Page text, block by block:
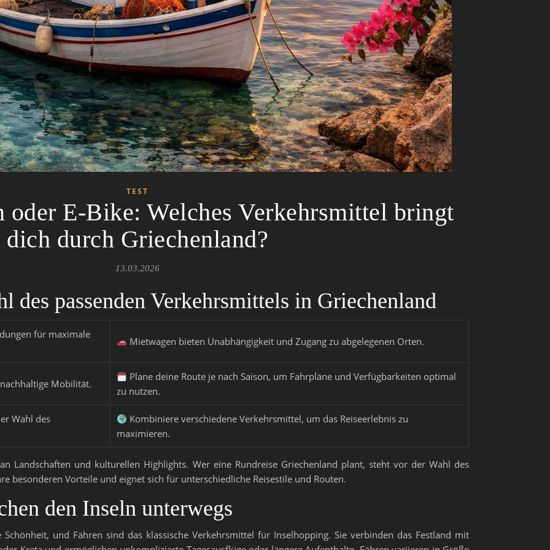
TEST
oder E-Bike: Welches Verkehrsmittel bringt
dich durch Griechenland?
13.03.2026
des passenden Verkehrsmittels in Griechenland
für maximale
Mietwagen bieten Unabhängigkeit und Zugang zu abgelegenen Orten.
Mobilität.
Plane deine Route je nach Saison, um Fahrpläne und Verfügbarkeiten optimal
zu nutzen.
Wahl des
Kombiniere verschiedene Verkehrsmittel, um das Reiseerlebnis zu
maximieren.
Landschaften und kulturellen Highlights. Wer eine Rundreise Griechenland plant, steht vor der Wahl des
besonderen Vorteile und eignet sich für unterschiedliche Reisestile und Routen.
den Inseln unterwegs
und Fähren sind das klassische Verkehrsmittel für Inselhopping. Sie verbinden das Festland mit